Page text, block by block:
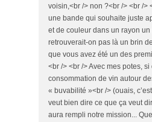
voisin,<br /> non ?<br /> <br />
une bande qui souhaite juste
et de couleur dans un rayon
retrouverait-on pas là un brin
que vous avez été un des
<br /> <br /> Avec mes potes,
consommation de vin autour
« buvabilité »<br /> (ouais,
veut bien dire ce que ça veut
aura rempli notre mission...